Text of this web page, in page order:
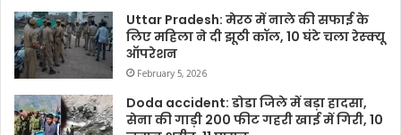
Uttar Pradesh: मेरठ में नाले की सफाई के
लिए महिला ने दी झूठी कॉल, 10 घंटे चला रेस्क्यू
ऑपरेशन
February 5, 2026
Doda accident: डोडा जिले में बड़ा हादसा,
सेना की गाड़ी 200 फीट गहरी खाई में गिरी, 10